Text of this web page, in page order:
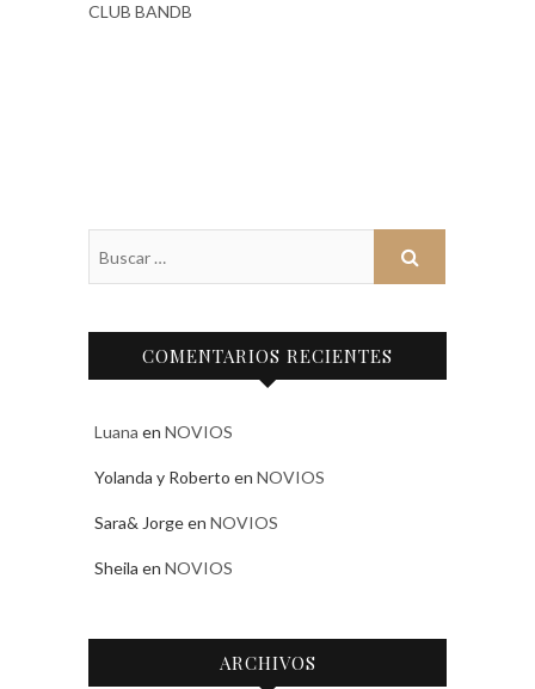
CLUB BANDB
COMENTARIOS RECIENTES
Luana en NOVIOS
Yolanda y Roberto en NOVIOS
Sara& Jorgeen NOVIOS
Sheila en NOVIOS
ARCHIVOS